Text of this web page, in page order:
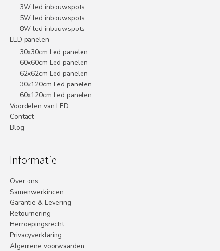
3W led inbouwspots
5W led inbouwspots
8W led inbouwspots
LED panelen
30x30cm Led panelen
60x60cm Led panelen
62x62cm Led panelen
30x120cm Led panelen
60x120cm Led panelen
Voordelen van LED
Contact
Blog
Informatie
Over ons
Samenwerkingen
Garantie & Levering
Retournering
Herroepingsrecht
Privacyverklaring
Algemene voorwaarden